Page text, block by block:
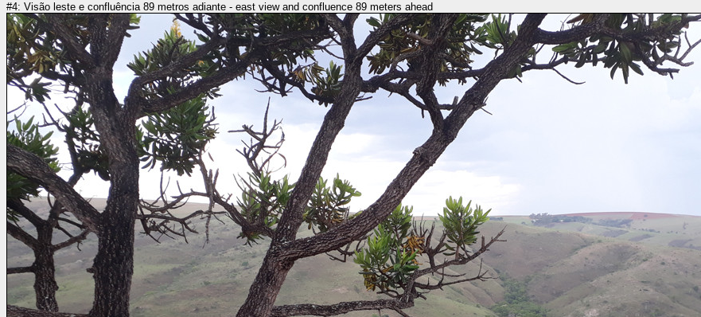
#4: Visão leste e confluência 89 metros adiante - east view and confluence 89 meters ahead